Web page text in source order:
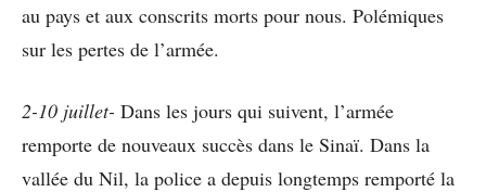
au pays et aux conscrits morts pour nous. Polémiques
sur les pertes de l’armée.
2-10 juillet- Dans les jours qui suivent, l’armée
remporte de nouveaux succès dans le Sinaï. Dans la
vallée du Nil, la police a depuis longtemps remporté la